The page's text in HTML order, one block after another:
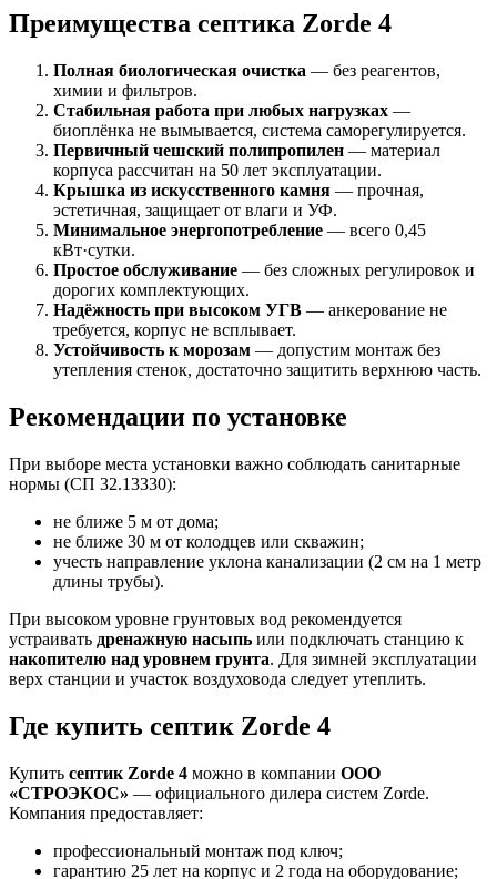
Преимущества септика Zorde 4
Полная биологическая очистка — без реагентов,
химии и фильтров.
Стабильная работа при любых нагрузках —
биоплёнка не вымывается, система саморегулируется.
Первичный чешский полипропилен — материал
корпуса рассчитан на 50 лет эксплуатации.
Крышка из искусственного камня — прочная,
эстетичная, защищает от влаги и УФ.
Минимальное энергопотребление — всего 0,45
кВт·сутки.
Простое обслуживание — без сложных регулировок и
дорогих комплектующих.
Надёжность при высоком УГВ — анкерование не
требуется, корпус не всплывает.
Устойчивость к морозам — допустим монтаж без
утепления стенок, достаточно защитить верхнюю часть.
Рекомендации по установке
При выборе места установки важно соблюдать санитарные
нормы (СП 32.13330):
не ближе 5 м от дома;
не ближе 30 м от колодцев или скважин;
учесть направление уклона канализации (2 см на 1 метр
длины трубы).
При высоком уровне грунтовых вод рекомендуется
устраивать дренажную насыпь или подключать станцию к
накопителю над уровнем грунта. Для зимней эксплуатации
верх станции и участок воздуховода следует утеплить.
Где купить септик Zorde 4
Купить септик Zorde 4 можно в компании ООО
«СТРОЭКОС» — официального дилера систем Zorde.
Компания предоставляет:
профессиональный монтаж под ключ;
гарантию 25 лет на корпус и 2 года на оборудование;